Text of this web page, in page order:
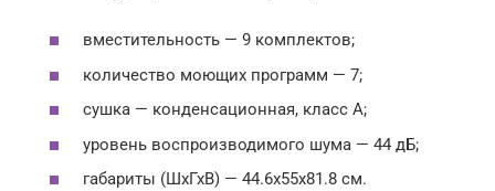
вместительность — 9 комплектов;
количество моющих программ — 7;
сушка — конденсационная, класс A;
уровень воспроизводимого шума — 44 дБ;
габариты (ШхГхВ) — 44.6x55x81.8 см.